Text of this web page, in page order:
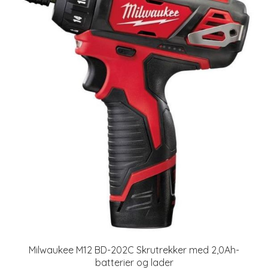
Milwaukee M12 BD-202C Skrutrekker med 2,0Ah-
batterier og lader